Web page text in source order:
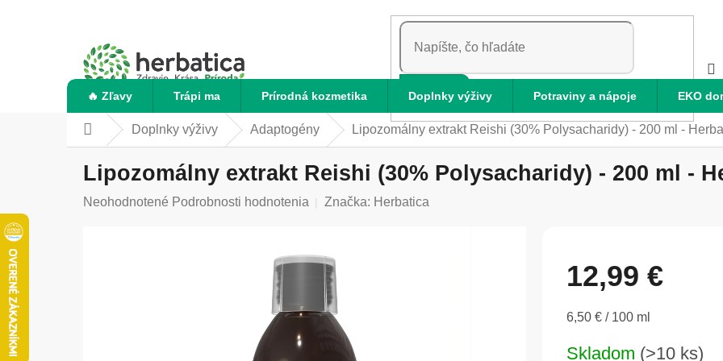
HĽADAŤ
🔥 Zľavy Trápi ma Prírodná kozmetika Doplnky výživy Potraviny a nápoje EKO
DomovDoplnky výživy Adaptogény Lipozomálny extrakt Reishi (30% Polysacharidy) - 200 ml -
Lipozomálny extrakt Reishi (30% Polysacharidy) - 200 ml -
Priemerné
Neohodnotené Podrobnosti hodnotenia Značka: Herbatica
12,99 €
Jednotková
6,50 € / 100 ml
Skladom (>10 ks)